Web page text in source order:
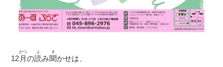
12月
がつ
の読
よ
み聞
き
かせは、